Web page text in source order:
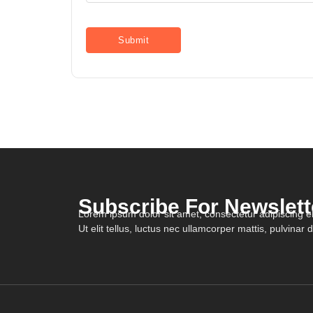
Subscribe For
Lorem ipsum dolor sit amet, consectetur adipiscing
Ut elit tellus, luctus nec ullamcorper mattis, pulvinar